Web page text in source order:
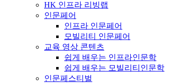
HK 인프라 리빙랩
인문페어
인프라 인문페어
모빌리티 인문페어
교육 영상 콘텐츠
쉽게 배우는 인프라인문학
쉽게 배우는 모빌리티인문학
인문페스티벌